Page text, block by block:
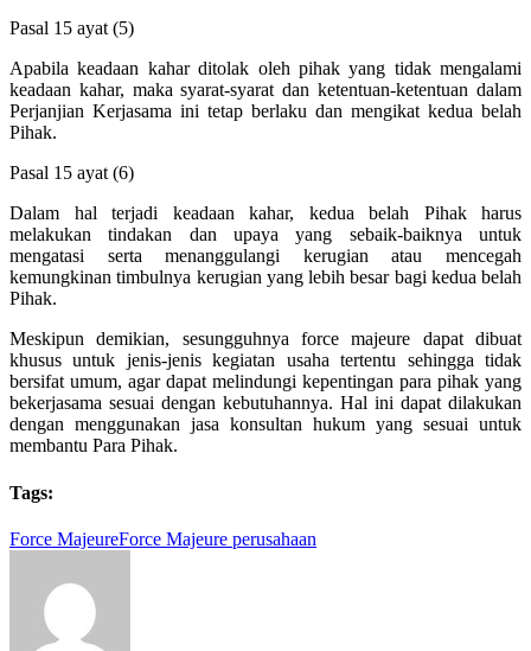
Pasal 15 ayat (5)
Apabila keadaan kahar ditolak oleh pihak yang tidak mengalami
keadaan kahar, maka syarat-syarat dan ketentuan-ketentuan dalam
Perjanjian Kerjasama ini tetap berlaku dan mengikat kedua belah
Pihak.
Pasal 15 ayat (6)
Dalam hal terjadi keadaan kahar, kedua belah Pihak harus
melakukan tindakan dan upaya yang sebaik-baiknya untuk
mengatasi serta menanggulangi kerugian atau mencegah
kemungkinan timbulnya kerugian yang lebih besar bagi kedua belah
Pihak.
Meskipun demikian, sesungguhnya force majeure dapat dibuat
khusus untuk jenis-jenis kegiatan usaha tertentu sehingga tidak
bersifat umum, agar dapat melindungi kepentingan para pihak yang
bekerjasama sesuai dengan kebutuhannya. Hal ini dapat dilakukan
dengan menggunakan jasa konsultan hukum yang sesuai untuk
membantu Para Pihak.
Tags:
Force MajeureForce Majeure perusahaan